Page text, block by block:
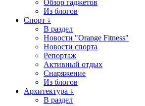
Обзор гаджетов
Из блогов
Спорт ↓
В раздел
Новости "Orange Fitness"
Новости спорта
Репортаж
Активный отдых
Снаряжение
Из блогов
Архитектура ↓
В раздел